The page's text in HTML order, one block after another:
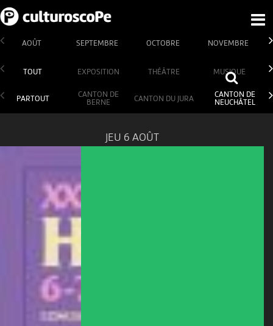
AOÛT SEPTEMBRE OCTOBRE NOVEMBRE
TOUT EXPOSITION THÉÂTRE MUSIQUE
PARTOUT
CANTON DE
BERNE
CANTON DU JURA
CANTON DE
NEUCHÂTEL
JEU 6 AOÛT